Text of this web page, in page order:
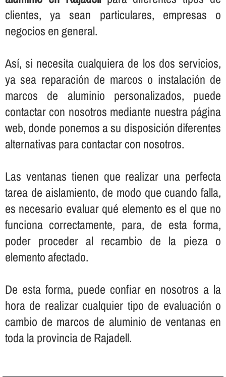
clientes, ya sean particulares, empresas o
negocios en general.
Así­, si necesita cualquiera de los dos servicios,
ya sea reparación de marcos o instalación de
marcos de aluminio personalizados, puede
contactar con nosotros mediante nuestra página
web, donde ponemos a su disposición diferentes
alternativas para contactar con nosotros.
Las ventanas tienen que realizar una perfecta
tarea de aislamiento, de modo que cuando falla,
es necesario evaluar qué elemento es el que no
funciona correctamente, para, de esta forma,
poder proceder al recambio de la pieza o
elemento afectado.
De esta forma, puede confiar en nosotros a la
hora de realizar cualquier tipo de evaluación o
cambio de marcos de aluminio de ventanas en
toda la provincia de Rajadell.